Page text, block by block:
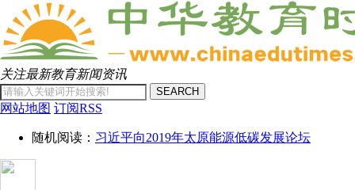
关注最新教育新闻资讯
SEARCH
网站地图 订阅RSS
随机阅读： 习近平向2019年太原能源低碳发展论坛